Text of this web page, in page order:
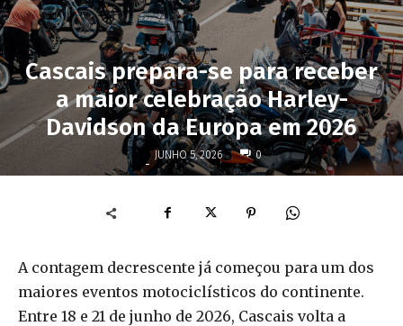
Cascais prepara-se para receber
a maior celebração Harley-
Davidson da Europa em 2026
- JUNHO 5, 2026 0
A contagem decrescente já começou para um dos
maiores eventos motociclísticos do continente.
Entre 18 e 21 de junho de 2026, Cascais volta a